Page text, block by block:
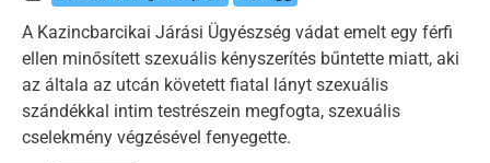
A Kazincbarcikai Járási Ügyészség vádat emelt egy férfi
ellen minősített szexuális kényszerítés bűntette miatt, aki
az általa az utcán követett fiatal lányt szexuális
szándékkal intim testrészein megfogta, szexuális
cselekmény végzésével fenyegette.